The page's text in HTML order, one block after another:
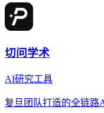
切问学术
AI研究工具
复旦团队打造的全链路